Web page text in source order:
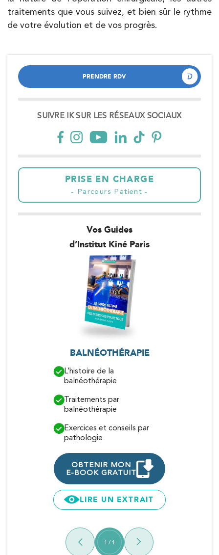
PRENDRE RDV
SUIVRE IK SUR LES RÉSEAUX SOCIAUX
PRISE EN CHARGE
Parcours Patient
Vos Guides
d’Institut Kiné Paris
BALNÉOTHÉRAPIE
L’histoire de la
balnéothérapie
Traitements par
balnéothérapie
Exercices et conseils par
pathologie
OBTENIR MON
E-BOOK GRATUIT
LIRE UN EXTRAIT
1 / 1
traitements que vous suivez, et bien sûr le rythme
de votre évolution et de vos progrès.